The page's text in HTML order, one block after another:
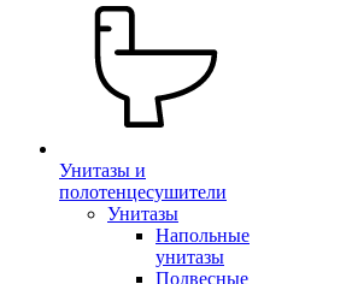
Унитазы и
полотенцесушители
Унитазы
Напольные
унитазы
Подвесные